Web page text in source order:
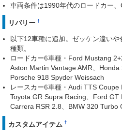
車両条件は1990年代のロードカー、
リバリー †
以下12車種に追加。ゼッケン違い
種類。
ロードカー6車種・Ford Mustang
Aston Martin Vantage AMR、Honda
Porsche 918 Spyder Weissach
レースカー6車種・Audi TTS Coupe
Toyota GR Supra Racing、Ford GT
Carrera RSR 2.8、BMW 320 Turbo
カスタムアイテム †